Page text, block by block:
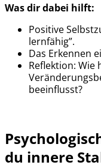
Was dir dabei hilft:
Positive
lernfähig”.
Das Erkennen
Reflektion: Wie
beeinflusst?
du innere